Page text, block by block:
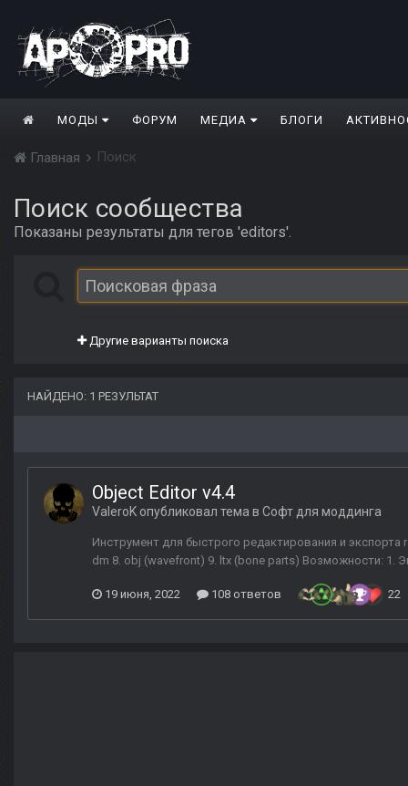
МОДЫ ФОРУМ МЕДИА БЛОГИ
Главная Поиск
Поиск сообщества
Показаны результаты для тегов 'editors'.
Другие варианты поиска
НАЙДЕНО: 1 РЕЗУЛЬТАТ
Object Editor v4.4
ValeroK опубликовал тема в Софт для моддинга
Инструмент для быстрого редактирования и
dm 8. obj (wavefront) 9. ltx (bone parts) Возможности: 1.
19 июня, 2022 108 ответов 22